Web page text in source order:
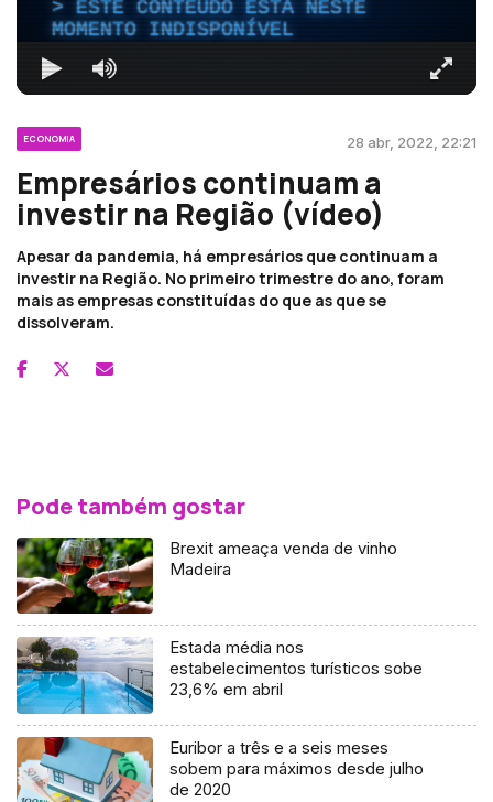
ESTE CONTEÚDO ESTÁ NESTE
MOMENTO INDISPONÍVEL
ECONOMIA 28 abr, 2022, 22:21
Empresários continuam a
investir na Região (vídeo)
Apesar da pandemia, há empresários que continuam a
investir na Região. No primeiro trimestre do ano, foram
mais as empresas constituídas do que as que se
dissolveram.
Pode também gostar
Brexit ameaça venda de vinho
Madeira
Estada média nos
estabelecimentos turísticos sobe
23,6% em abril
Euribor a três e a seis meses
sobem para máximos desde julho
de 2020